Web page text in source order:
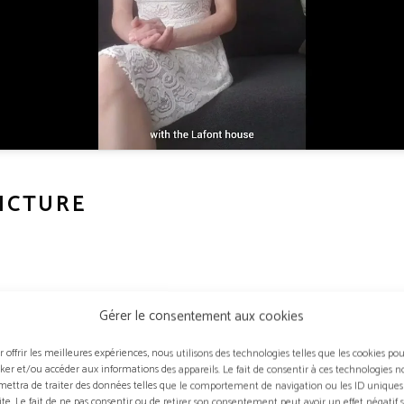
Gérer le consentement aux cookies
offrir les meilleures expériences, nous utilisons des technologies telles que les cookies
et/ou accéder aux informations des appareils. Le fait de consentir à ces technologies
de traiter des données telles que le comportement de navigation ou les ID
in picture » est une passionnée de Rhénanie du Nord-Westphalie
modératrice de podcasts, spécialiste de l’événementiel et de
les artistes depuis la pandémie de Corona.
collaborations artistiques avec des artistes du monde entier…